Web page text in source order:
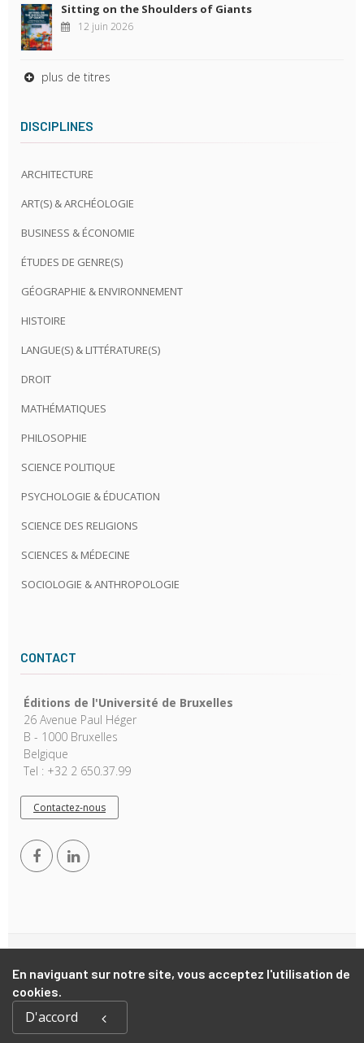
En naviguant sur notre site, vous acceptez l'utilisation de
cookies.
D'accord
Sitting on the Shoulders of Giants
12 juin 2026
plus de titres
DISCIPLINES
ARCHITECTURE
ART(S) & ARCHÉOLOGIE
BUSINESS & ÉCONOMIE
ÉTUDES DE GENRE(S)
GÉOGRAPHIE & ENVIRONNEMENT
HISTOIRE
LANGUE(S) & LITTÉRATURE(S)
DROIT
MATHÉMATIQUES
PHILOSOPHIE
SCIENCE POLITIQUE
PSYCHOLOGIE & ÉDUCATION
SCIENCE DES RELIGIONS
SCIENCES & MÉDECINE
SOCIOLOGIE & ANTHROPOLOGIE
CONTACT
Éditions de l'Université de Bruxelles
26 Avenue Paul Héger
B - 1000 Bruxelles
Belgique
Tel : +32 2 650.37.99
Contactez-nous
Reserved